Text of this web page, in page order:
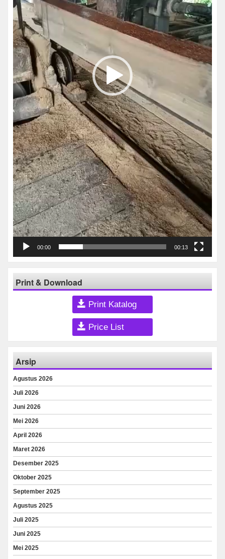
00:00 00:13
Print & Download
Print Katalog
Price List
Arsip
Agustus 2026
Juli 2026
Juni 2026
Mei 2026
April 2026
Maret 2026
Desember 2025
Oktober 2025
September 2025
Agustus 2025
Juli 2025
Juni 2025
Mei 2025